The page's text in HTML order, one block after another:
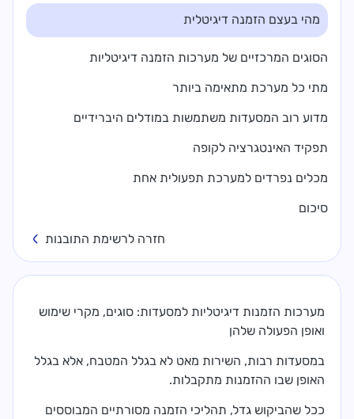
מהי בעצם הזמנה דיגיטלית
הסוגים המרכזיים של מערכות הזמנה דיגיטליות
מתי כל מערכת מתאימה ביותר
מדוע רוב המסעדות משתמשות במודלים היברידיים
תפקיד האינטגרציה לקופה
מכלים נפרדים למערכת תפעולית אחת
סיכום
חזרה לרשימת התובנות
מערכות הזמנות דיגיטליות למסעדות: סוגים, מקרי שימוש
ואופן הפעולה שלהן
במסעדות רבות, השירות מאט לא בגלל המטבח, אלא בגלל
האופן שבו ההזמנות מתקבלות.
ככל שהביקוש גדל, תהליכי הזמנה מסורתיים המבוססים